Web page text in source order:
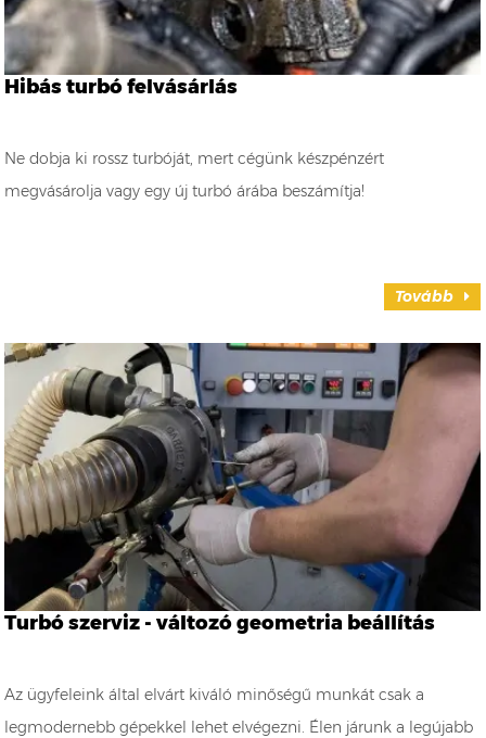
Hibás turbó felvásárlás
Ne dobja ki rossz turbóját, mert cégünk készpénzért
megvásárolja vagy egy új turbó árába beszámítja!
Tovább
Turbó szerviz - változó geometria beállítás
Az ügyfeleink által elvárt kiváló minőségű munkát csak a
legmodernebb gépekkel lehet elvégezni. Élen járunk a legújabb